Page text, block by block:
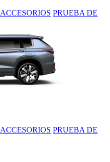
ACCESORIOS PRUEBA DE
ACCESORIOS PRUEBA DE